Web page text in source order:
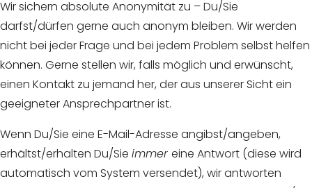
Wir sichern absolute Anonymität zu – Du/Sie
darfst/dürfen gerne auch anonym bleiben. Wir werden
nicht bei jeder Frage und bei jedem Problem selbst helfen
können. Gerne stellen wir, falls möglich und erwünscht,
einen Kontakt zu jemand her, der aus unserer Sicht ein
geeigneter Ansprechpartner ist.
Wenn Du/Sie eine E-Mail-Adresse angibst/angeben,
erhältst/erhalten Du/Sie immer eine Antwort (diese wird
automatisch vom System versendet), wir antworten